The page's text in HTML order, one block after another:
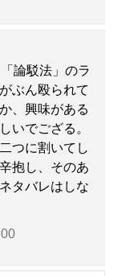
論駁法」のラ
ぶん殴られて
、興味がある
いでござる。
つに割いてし
抱し、そのあ
タバレはしな